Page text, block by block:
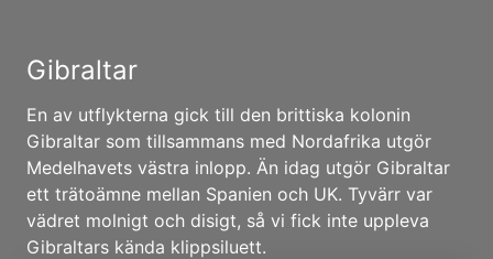
Gibraltar
En av utflykterna gick till den brittiska kolonin
Gibraltar som tillsammans med Nordafrika utgör
Medelhavets västra inlopp. Än idag utgör Gibraltar
ett trätoämne mellan Spanien och UK. Tyvärr var
vädret molnigt och disigt, så vi fick inte uppleva
Gibraltars kända klippsiluett.